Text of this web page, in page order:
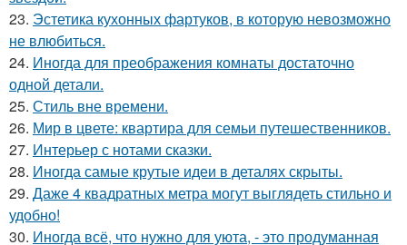
23. Эстетика кухонных фартуков, в которую невозможно
не влюбиться.
24. Иногда для преображения комнаты достаточно
одной детали.
25. Стиль вне времени.
26. Мир в цвете: квартира для семьи путешественников.
27. Интерьер с нотами сказки.
28. Иногда самые крутые идеи в деталях скрыты.
29. Даже 4 квадратных метра могут выглядеть стильно и
удобно!
30. Иногда всё, что нужно для уюта, - это продуманная